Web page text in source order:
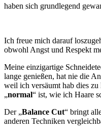
haben sich grundlegend
Ich freue mich darauf
obwohl Angst und Respekt
Meine einzigartige
lange genießen, hat nie die
weil ich versäumt hab dies
„normal“ ist, wie ich Haare
Der „Balance Cut“ bringt
anderen Techniken